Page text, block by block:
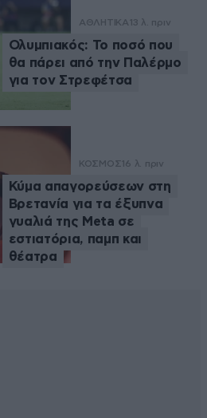
ΑΘΛΗΤΙΚΑ 13 λ. πριν
Ολυμπιακός: Το ποσό που
θα πάρει από την Παλέρμο
για τον Στρεφέτσα
ΚΟΣΜΟΣ 16 λ. πριν
Κύμα απαγορεύσεων στη
Βρετανία για τα έξυπνα
γυαλιά της Meta σε
εστιατόρια, παμπ και
θέατρα